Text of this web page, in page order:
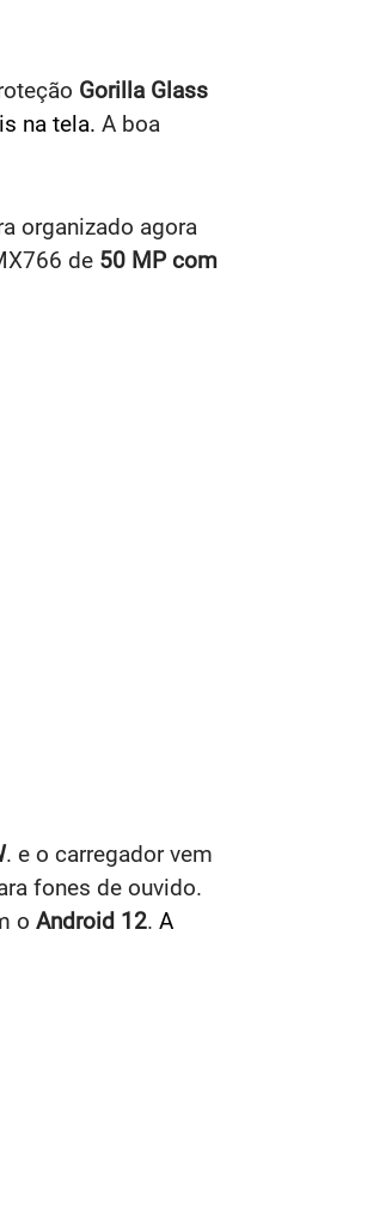
Gorilla Glass
na tela. A boa
organizado agora
de 50 MP com
. e o carregador vem
fones de ouvido.
o Android 12. A